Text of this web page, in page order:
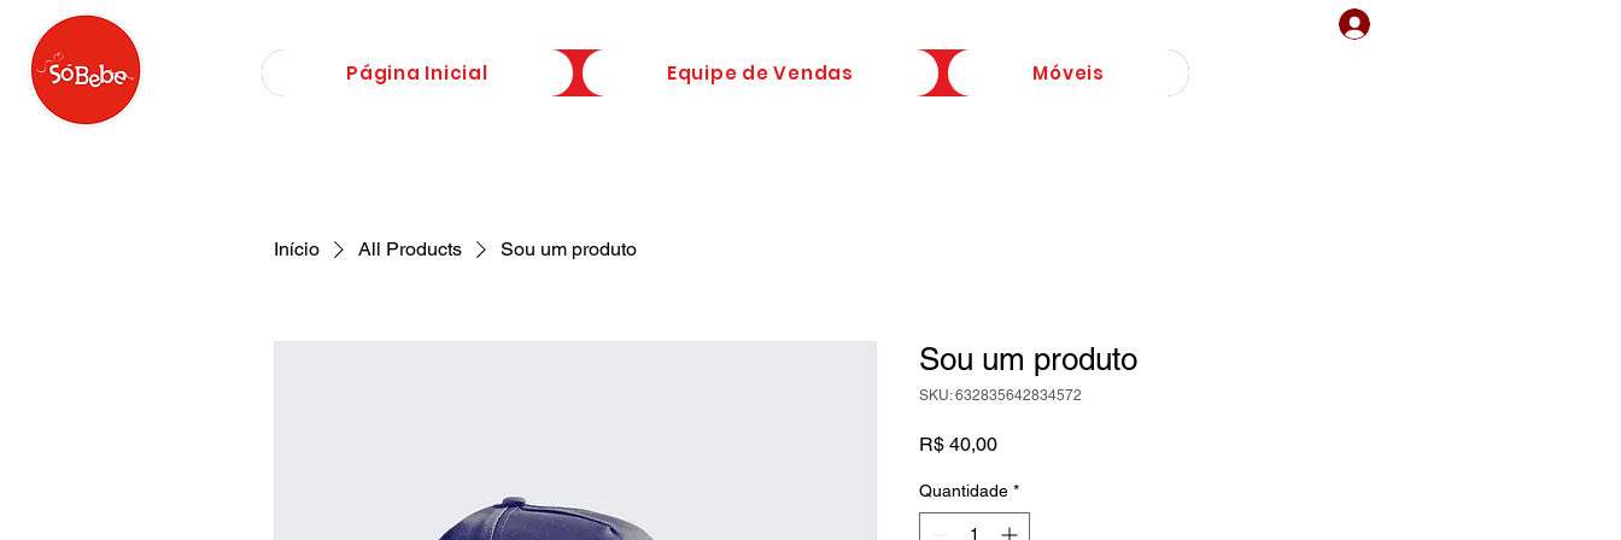
Página Inicial Equipe de Vendas Móveis
Início All Products Sou um produto
Sou um produto
SKU: 632835642834572
R$ 40,00Preço
Quantidade *